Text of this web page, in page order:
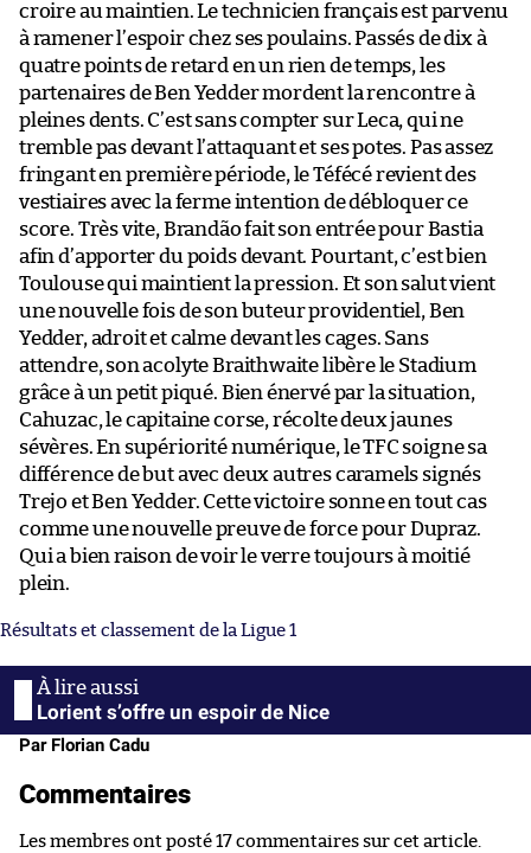
croire au maintien. Le technicien français est parvenu
à ramener l’espoir chez ses poulains. Passés de dix à
quatre points de retard en un rien de temps, les
partenaires de Ben Yedder mordent la rencontre à
pleines dents. C’est sans compter sur Leca, qui ne
tremble pas devant l’attaquant et ses potes. Pas assez
fringant en première période, le Téfécé revient des
vestiaires avec la ferme intention de débloquer ce
score. Très vite, Brandão fait son entrée pour Bastia
afin d’apporter du poids devant. Pourtant, c’est bien
Toulouse qui maintient la pression. Et son salut vient
une nouvelle fois de son buteur providentiel, Ben
Yedder, adroit et calme devant les cages. Sans
attendre, son acolyte Braithwaite libère le Stadium
grâce à un petit piqué. Bien énervé par la situation,
Cahuzac, le capitaine corse, récolte deux jaunes
sévères. En supériorité numérique, le TFC soigne sa
différence de but avec deux autres caramels signés
Trejo et Ben Yedder. Cette victoire sonne en tout cas
comme une nouvelle preuve de force pour Dupraz.
Qui a bien raison de voir le verre toujours à moitié
plein.
Résultats et classement de la Ligue 1
Lorient s’offre un espoir de Nice
Par Florian Cadu
Commentaires
Les membres ont posté 17 commentaires sur cet article.